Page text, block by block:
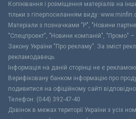
Копіювання і розміщення матеріалів на
тільки з гіперпосиланням виду:
Матеріали з позначками "Р", "Новини
"Спецпроект", "Новини компаній", "Промо" –
Закону України "Про рекламу". За зміст
рекламодавець.
Інформація на даній сторінці не є
Верифіковану банком інформацію про
подивитися на офіційному сайті
Телефон: (044) 392-47-40
Дзвінок в межах території України з усіх